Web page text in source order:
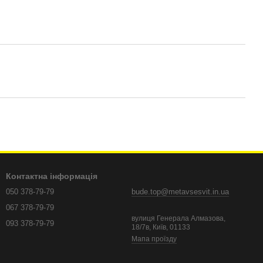
Контактна інформація
050 378-79-79
067 378-79-79
093 378-79-79
bude.top@metavsesvit.in.ua
вулиця Генерала Алмазова,
18/7в, Київ, 01133
Мапа проїзду